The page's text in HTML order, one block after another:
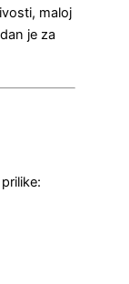
maloj
je za